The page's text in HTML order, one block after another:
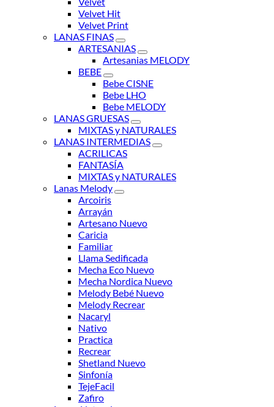
Velvet Hit
Velvet Print
LANAS FINAS
ARTESANIAS
Artesanias MELODY
BEBE
Bebe CISNE
Bebe LHO
Bebe MELODY
LANAS GRUESAS
MIXTAS y NATURALES
LANAS INTERMEDIAS
ACRILICAS
FANTASÍA
MIXTAS y NATURALES
Lanas Melody
Arcoiris
Arrayán
Artesano Nuevo
Caricia
Familiar
Llama Sedificada
Mecha Eco Nuevo
Mecha Nordica Nuevo
Melody Bebé Nuevo
Melody Recrear
Nacaryl
Nativo
Practica
Recrear
Shetland Nuevo
Sinfonía
TejeFacil
Zafiro